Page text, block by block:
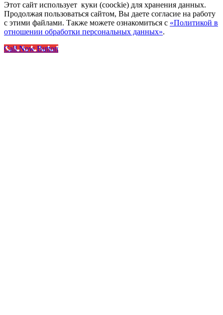
Этот сайт использует куки (coockie) для хранения данных.
Продолжая пользоваться сайтом, Вы даете согласие на работу
с этими файлами. Также можете ознакомиться с «Политикой в
отношении обработки персональных данных».
Call Now Button